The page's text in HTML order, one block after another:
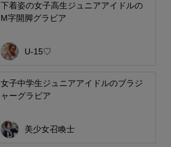
下着姿の女子高生ジュニアアイドルの
M字開脚グラビア
U-15♡
女子中学生ジュニアアイドルのブラジ
ャーグラビア
美少女召喚士